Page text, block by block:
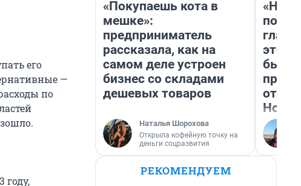
его
—
по
году,
«Покупаешь кота в
мешке»:
предприниматель
рассказала, как на
самом деле устроен
бизнес со складами
дешевых товаров
Наталья Шорохова
Открыла кофейную точку на
деньги соцразвития
этого
бьет
РЕКОМЕНДУЕМ